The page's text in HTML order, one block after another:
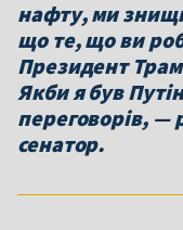
нафту, ми
що те, що ви
Президент
Якби я був
переговорів, —